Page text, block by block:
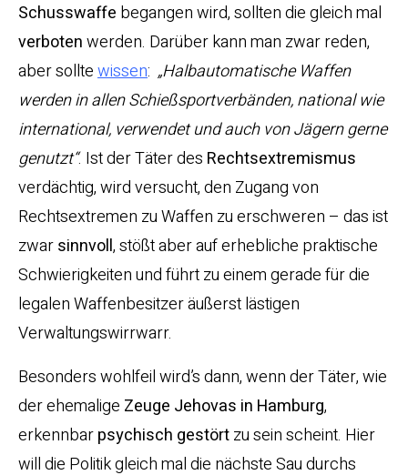
Schusswaffe begangen wird, sollten die gleich mal
verbotenwerden. Darüber kann man zwar reden,
aber solltewissen: „Halbautomatische Waffen
werden in allen Schießsportverbänden, national wie
international, verwendet und auch von Jägern gerne
genutzt“. Ist der Täter des Rechtsextremismus
verdächtig, wird versucht, den Zugang von
Rechtsextremen zu Waffen zu erschweren – das ist
zwarsinnvoll, stößt aber auf erhebliche praktische
Schwierigkeiten und führt zu einem gerade für die
legalen Waffenbesitzer äußerst lästigen
Verwaltungswirrwarr.
Besonders wohlfeil wird’s dann, wenn der Täter, wie
der ehemalige Zeuge Jehovas in Hamburg,
erkennbarpsychisch gestörtzu sein scheint. Hier
will die Politik gleich mal die nächste Sau durchs